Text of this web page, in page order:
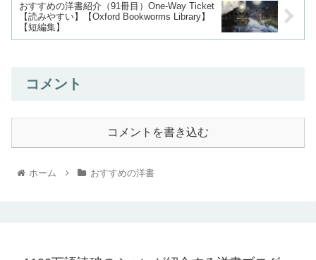
おすすめの洋書紹介（91冊目）One-Way Ticket
【読みやすい】【Oxford Bookworms Library】
【短編集】
コメント
コメントを書き込む
ホーム おすすめの洋書